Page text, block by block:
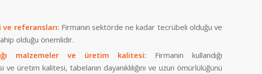
ve referansları: Firmanın sektörde ne kadar tecrübeli olduğu ve
olduğu önemlidir.
malzemeler ve üretim kalitesi: Firmanın kullandığı
üretim kalitesi, tabelanın dayanıklılığını ve uzun ömürlülüğünü